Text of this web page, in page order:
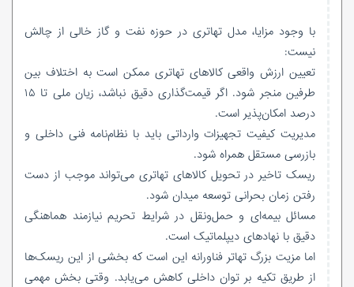
با وجود مزایا، مدل تهاتری در حوزه نفت و گاز خالی از چالش
نیست:
تعیین ارزش واقعی کالاهای تهاتری ممکن است به اختلاف بین
طرفین منجر شود. اگر قیمت‌گذاری دقیق نباشد، زیان ملی تا ۱۵
درصد امکان‌پذیر است.
مدیریت کیفیت تجهیزات وارداتی باید با نظام‌نامه فنی داخلی و
بازرسی مستقل همراه شود.
ریسک تاخیر در تحویل کالاهای تهاتری می‌تواند موجب از دست
رفتن زمان بحرانی توسعه میدان شود.
مسائل بیمه‌ای و حمل‌ونقل در شرایط تحریم نیازمند هماهنگی
دقیق با نهادهای دیپلماتیک است.
اما مزیت بزرگ تهاتر فناورانه این است که بخشی از این ریسک‌ها
از طریق تکیه بر توان داخلی کاهش می‌یابد. وقتی بخش مهمی